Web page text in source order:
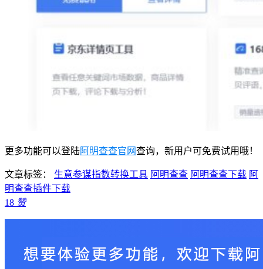
更多功能可以登陆阿明查查官网查询，新用户可免费试用哦！
文章标签： 生意参谋指数转换工具 阿明查查 阿明查查下载 阿
明查查插件下载
18 赞